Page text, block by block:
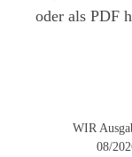
oder als PDF
WIR
08/